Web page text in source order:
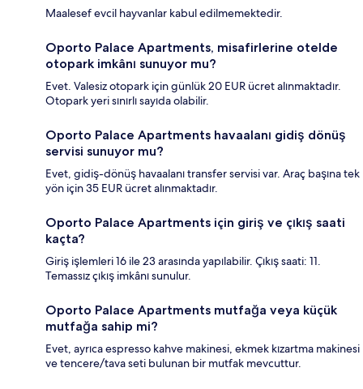
Maalesef evcil hayvanlar kabul edilmemektedir.
Oporto Palace Apartments, misafirlerine otelde
otopark imkânı sunuyor mu?
Evet. Valesiz otopark için günlük 20 EUR ücret alınmaktadır.
Otopark yeri sınırlı sayıda olabilir.
Oporto Palace Apartments havaalanı gidiş dönüş
servisi sunuyor mu?
Evet, gidiş-dönüş havaalanı transfer servisi var. Araç başına tek
yön için 35 EUR ücret alınmaktadır.
Oporto Palace Apartments için giriş ve çıkış saati
kaçta?
Giriş işlemleri 16 ile 23 arasında yapılabilir. Çıkış saati: 11.
Temassız çıkış imkânı sunulur.
Oporto Palace Apartments mutfağa veya küçük
mutfağa sahip mi?
Evet, ayrıca espresso kahve makinesi, ekmek kızartma makinesi
ve tencere/tava seti bulunan bir mutfak mevcuttur.